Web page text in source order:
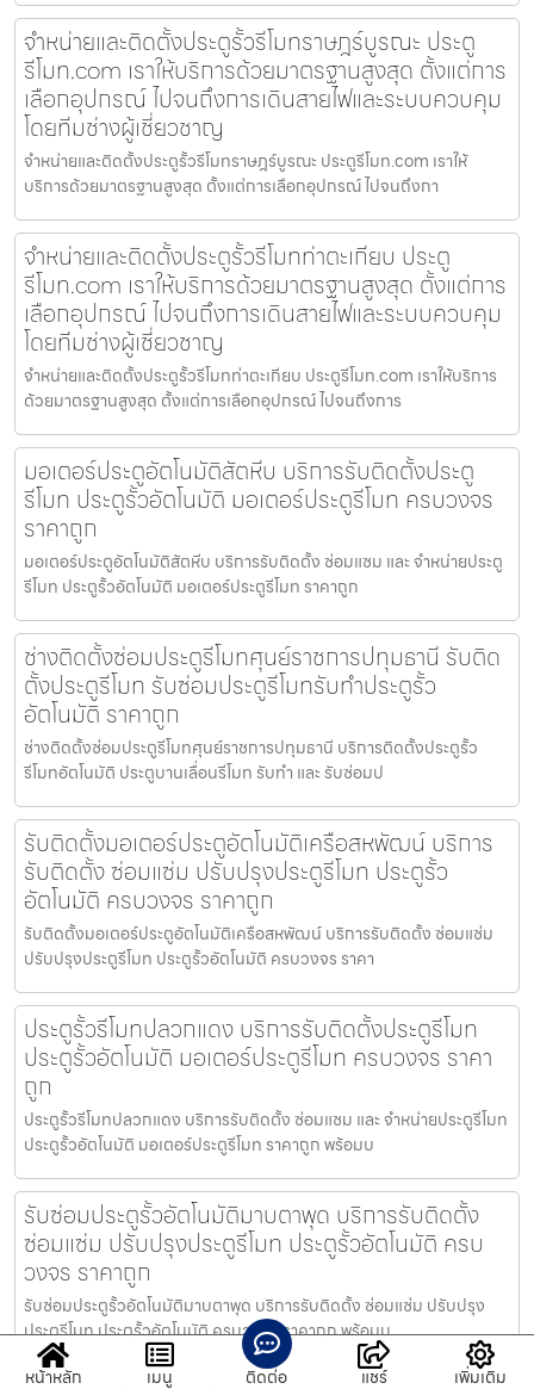
จำหน่ายและติดตั้งประตูรั้วรีโมทราษฎร์บูรณะ ประตู
รีโมท.com เราให้บริการด้วยมาตรฐานสูงสุด ตั้งแต่การ
เลือกอุปกรณ์ ไปจนถึงการเดินสายไฟและระบบควบคุม
โดยทีมช่างผู้เชี่ยวชาญ
จำหน่ายและติดตั้งประตูรั้วรีโมทราษฎร์บูรณะ ประตูรีโมท.com เราให้
บริการด้วยมาตรฐานสูงสุด ตั้งแต่การเลือกอุปกรณ์ ไปจนถึงกา
จำหน่ายและติดตั้งประตูรั้วรีโมทท่าตะเกียบ ประตู
รีโมท.com เราให้บริการด้วยมาตรฐานสูงสุด ตั้งแต่การ
เลือกอุปกรณ์ ไปจนถึงการเดินสายไฟและระบบควบคุม
โดยทีมช่างผู้เชี่ยวชาญ
จำหน่ายและติดตั้งประตูรั้วรีโมทท่าตะเกียบ ประตูรีโมท.com เราให้บริการ
ด้วยมาตรฐานสูงสุด ตั้งแต่การเลือกอุปกรณ์ ไปจนถึงการ
มอเตอร์ประตูอัตโนมัติสัตหีบ บริการรับติดตั้งประตู
รีโมท ประตูรั้วอัตโนมัติ มอเตอร์ประตูรีโมท ครบวงจร
ราคาถูก
มอเตอร์ประตูอัตโนมัติสัตหีบ บริการรับติดตั้ง ซ่อมแซม และ จำหน่ายประตู
รีโมท ประตูรั้วอัตโนมัติ มอเตอร์ประตูรีโมท ราคาถูก
ช่างติดตั้งซ่อมประตูรีโมทศุนย์ราชการปทุมธานี รับติด
ตั้งประตูรีโมท รับซ่อมประตูรีโมทรับทำประตูรั้ว
อัตโนมัติ ราคาถูก
ช่างติดตั้งซ่อมประตูรีโมทศุนย์ราชการปทุมธานี บริการติดตั้งประตูรั้ว
รีโมทอัตโนมัติ ประตูบานเลื่อนรีโมท รับทำ และ รับซ่อมป
รับติดตั้งมอเตอร์ประตูอัตโนมัติเครือสหพัฒน์ บริการ
รับติดตั้ง ซ่อมแซ่ม ปรับปรุงประตูรีโมท ประตูรั้ว
อัตโนมัติ ครบวงจร ราคาถูก
รับติดตั้งมอเตอร์ประตูอัตโนมัติเครือสหพัฒน์ บริการรับติดตั้ง ซ่อมแซ่ม
ปรับปรุงประตูรีโมท ประตูรั้วอัตโนมัติ ครบวงจร ราคา
ประตูรั้วรีโมทปลวกแดง บริการรับติดตั้งประตูรีโมท
ประตูรั้วอัตโนมัติ มอเตอร์ประตูรีโมท ครบวงจร ราคา
ถูก
ประตูรั้วรีโมทปลวกแดง บริการรับติดตั้ง ซ่อมแซม และ จำหน่ายประตูรีโมท
ประตูรั้วอัตโนมัติ มอเตอร์ประตูรีโมท ราคาถูก พร้อมบ
รับซ่อมประตูรั้วอัตโนมัติมาบตาพุด บริการรับติดตั้ง
ซ่อมแซ่ม ปรับปรุงประตูรีโมท ประตูรั้วอัตโนมัติ ครบ
วงจร ราคาถูก
รับซ่อมประตูรั้วอัตโนมัติมาบตาพุด บริการรับติดตั้ง ซ่อมแซ่ม ปรับปรุง
ประตูรีโมท ประตูรั้วอัตโนมัติ ครบวงจร ราคาถูก พร้อมบ
หน้าหลัก เมนู ติดต่อ แชร์ เพิ่มเติม